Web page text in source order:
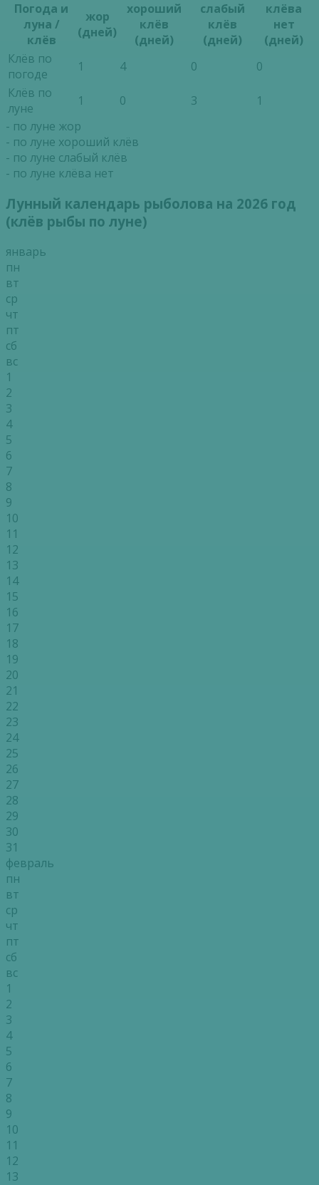
Погода и
луна /
клёв
жор
(дней)
хороший
клёв
(дней)
слабый
клёв
(дней)
клёва
нет
(дней)
Клёв по
погоде
1 4 0
0
Клёв по
луне
1 0 3
1
- по луне жор
- по луне хороший клёв
- по луне слабый клёв
- по луне клёва нет
Лунный календарь рыболова на 2026 год
(клёв рыбы по луне)
январь
пн
вт
ср
чт
пт
сб
вс
1
2
3
4
5
6
7
8
9
10
11
12
13
14
15
16
17
18
19
20
21
22
23
24
25
26
27
28
29
30
31
февраль
пн
вт
ср
чт
пт
сб
вс
1
2
3
4
5
6
7
8
9
10
11
12
13